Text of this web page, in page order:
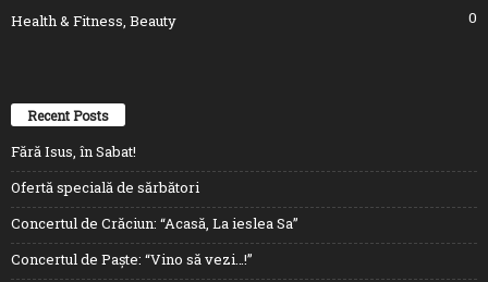
Health & Fitness, Beauty
0
Recent Posts
Fără Isus, în Sabat!
Ofertă specială de sărbători
Concertul de Crăciun: “Acasă, La ieslea Sa”
Concertul de Paște: “Vino să vezi…!”